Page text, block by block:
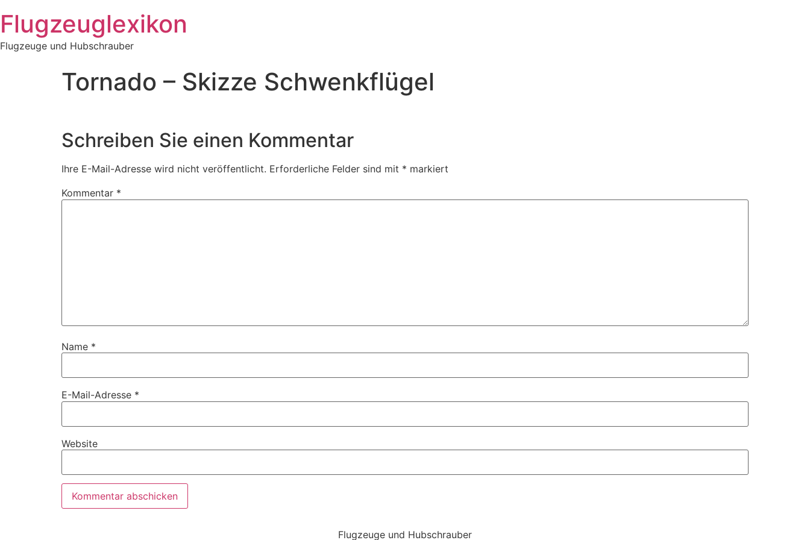
Inhalt
springen
Flugzeuglexikon
Flugzeuge und Hubschrauber
Tornado – Skizze Schwenkflügel
Schreiben Sie einen Kommentar
Ihre E-Mail-Adresse wird nicht veröffentlicht. Erforderliche Felder sind mit * markiert
Kommentar *
Name *
E-Mail-Adresse *
Website
Flugzeuge und Hubschrauber